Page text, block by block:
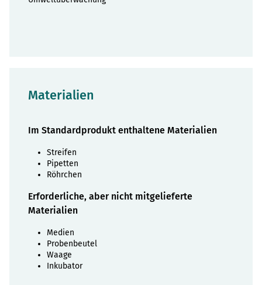
Materialien
Im Standardprodukt enthaltene Materialien
Streifen
Pipetten
Röhrchen
Erforderliche, aber nicht mitgelieferte
Materialien
Medien
Probenbeutel
Waage
Inkubator